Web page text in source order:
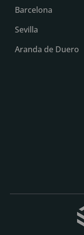
Barcelona
Sevilla
Aranda de Duero